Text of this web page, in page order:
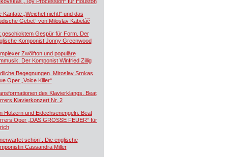
Kantate „Weichet nicht!“ und das
Gebet“ von Miloslav Kabeláč
geschicktem Gespür für Form. Der
Komponist Jonny Greenwood
Zwölfton und populäre
Der Komponist Winfried Zillig
Begegnungen. Miroslav Srnkas
Oper „Voice Killer“
des Klavierklangs. Beat
Klavierkonzert Nr. 2
Hölzern und Eidechsenengeln. Beat
Oper „DAS GROSSE FEUER“ für
schön“. Die englische
Cassandra Miller